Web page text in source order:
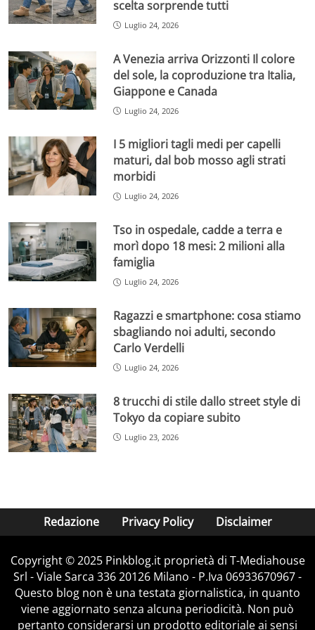
scelta sorprende tutti
Luglio 24, 2026
A Venezia arriva Orizzonti Il colore
del sole, la coproduzione tra Italia,
Giappone e Canada
Luglio 24, 2026
I 5 migliori tagli medi per capelli
maturi, dal bob mosso agli strati
morbidi
Luglio 24, 2026
Tso in ospedale, cadde a terra e
morì dopo 18 mesi: 2 milioni alla
famiglia
Luglio 24, 2026
Ragazzi e smartphone: cosa stiamo
sbagliando noi adulti, secondo
Carlo Verdelli
Luglio 24, 2026
8 trucchi di stile dallo street style di
Tokyo da copiare subito
Luglio 23, 2026
Redazione Privacy Policy Disclaimer
Copyright © 2025 Pinkblog.it proprietà di T-Mediahouse
Srl - Viale Sarca 336 20126 Milano - P.Iva 06933670967 -
Questo blog non è una testata giornalistica, in quanto
viene aggiornato senza alcuna periodicità. Non può
pertanto considerarsi un prodotto editoriale ai sensi